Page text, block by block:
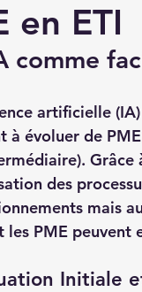
en ETI
comme
artificielle
à évoluer de
des
mais
les PME
Initiale